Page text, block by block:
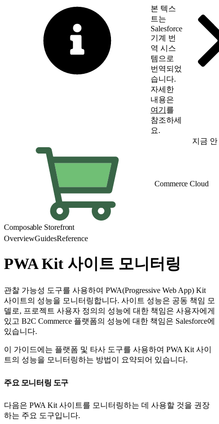
본 텍스
트는
Salesforce
기계 번
역 시스
템으로
번역되었
습니다.
자세한
내용은
여기 를
참조하세
요.
지금 안
Commerce Cloud
Composable Storefront
OverviewGuidesReference
PWA Kit 사이트 모니터링
관찰 가능성 도구를 사용하여 PWA(Progressive Web App) Kit
사이트의 성능을 모니터링합니다. 사이트 성능은 공동 책임 모
델로, 프로젝트 사용자 정의의 성능에 대한 책임은 사용자에게
있고 B2C Commerce 플랫폼의 성능에 대한 책임은 Salesforce에
있습니다.
이 가이드에는 플랫폼 및 타사 도구를 사용하여 PWA Kit 사이
트의 성능을 모니터링하는 방법이 요약되어 있습니다.
주요 모니터링 도구
다음은 PWA Kit 사이트를 모니터링하는 데 사용할 것을 권장
하는 주요 도구입니다.